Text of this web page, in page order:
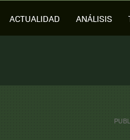
ACTUALIDAD ANÁLISIS